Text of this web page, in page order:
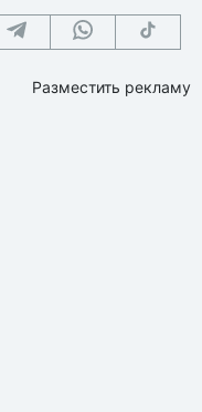
Разместить рекламу